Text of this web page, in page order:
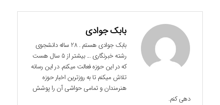
بابک جوادی
بابک جوادی هستم . 28 ساله دانشجوی
رشته خبرنگاری ... بیشتر از 5 سال هست
که در این حوزه فعالت میکنم. در این رسانه
تلاش میکنم تا به روزترین اخبار حوزه
هنرمندان و تمامی حواشی آن را پوشش
دهی کنم.